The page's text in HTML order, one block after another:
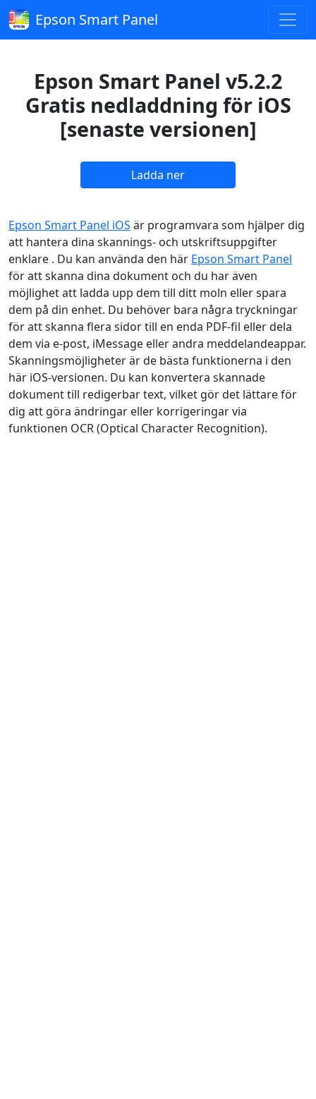
Epson Smart Panel
Epson Smart Panel v5.2.2
Gratis nedladdning för iOS
[senaste versionen]
Ladda ner
Epson Smart Panel iOS är programvara som hjälper dig
att hantera dina skannings- och utskriftsuppgifter
enklare . Du kan använda den här Epson Smart Panel
för att skanna dina dokument och du har även
möjlighet att ladda upp dem till ditt moln eller spara
dem på din enhet. Du behöver bara några tryckningar
för att skanna flera sidor till en enda PDF-fil eller dela
dem via e-post, iMessage eller andra meddelandeappar.
Skanningsmöjligheter är de bästa funktionerna i den
här iOS-versionen. Du kan konvertera skannade
dokument till redigerbar text, vilket gör det lättare för
dig att göra ändringar eller korrigeringar via
funktionen OCR (Optical Character Recognition).